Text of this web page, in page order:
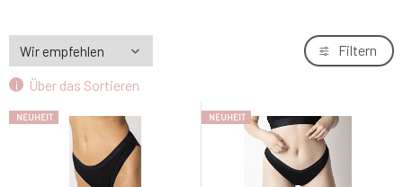
Über das Sortieren
Filtern
NEUHEIT NEUHEIT